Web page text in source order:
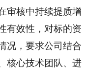
审核中持续提质增
有效性，对标的资
况，要求公司结合
核心技术团队、进